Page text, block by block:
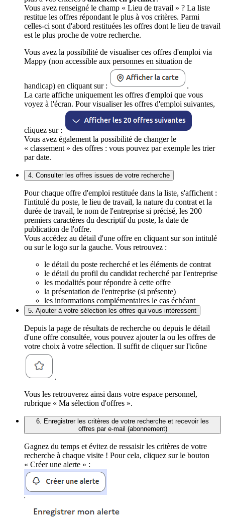
Vous avez renseigné le champ « Lieu de travail » ? La liste
restitue les offres répondant le plus à vos critères. Parmi
celles-ci sont d'abord restituées les offres dont le lieu de travail
est le plus proche de votre recherche.
Vous avez la possibilité de visualiser ces offres d'emploi via
Mappy (non accessible aux personnes en situation de
handicap) en cliquant sur :
.
La carte affiche uniquement les offres d'emploi que vous
voyez à l'écran. Pour visualiser les offres d'emploi suivantes,
cliquez sur :
Vous avez également la possibilité de changer le
« classement » des offres : vous pouvez par exemple les trier
par date.
4. Consulter les offres issues de votre recherche
Pour chaque offre d'emploi restituée dans la liste, s'affichent :
l'intitulé du poste, le lieu de travail, la nature du contrat et la
durée de travail, le nom de l'entreprise si précisé, les 200
premiers caractères du descriptif du poste, la date de
publication de l'offre.
Vous accédez au détail d'une offre en cliquant sur son intitulé
ou sur le logo sur la gauche. Vous retrouvez :
le détail du poste recherché et les éléments de contrat
le détail du profil du candidat recherché par l'entreprise
les modalités pour répondre à cette offre
la présentation de l'entreprise (si présente)
les informations complémentaires le cas échéant
5. Ajouter à votre sélection les offres qui vous intéressent
Depuis la page de résultats de recherche ou depuis le détail
d'une offre consultée, vous pouvez ajouter la ou les offres de
votre choix à votre sélection. Il suffit de cliquer sur l'icône
.
Vous les retrouverez ainsi dans votre espace personnel,
rubrique « Ma sélection d'offres ».
6. Enregistrer les critères de votre recherche et recevoir les
offres par e-mail (abonnement)
Gagnez du temps et évitez de ressaisir les critères de votre
recherche à chaque visite ! Pour cela, cliquez sur le bouton
« Créer une alerte » :